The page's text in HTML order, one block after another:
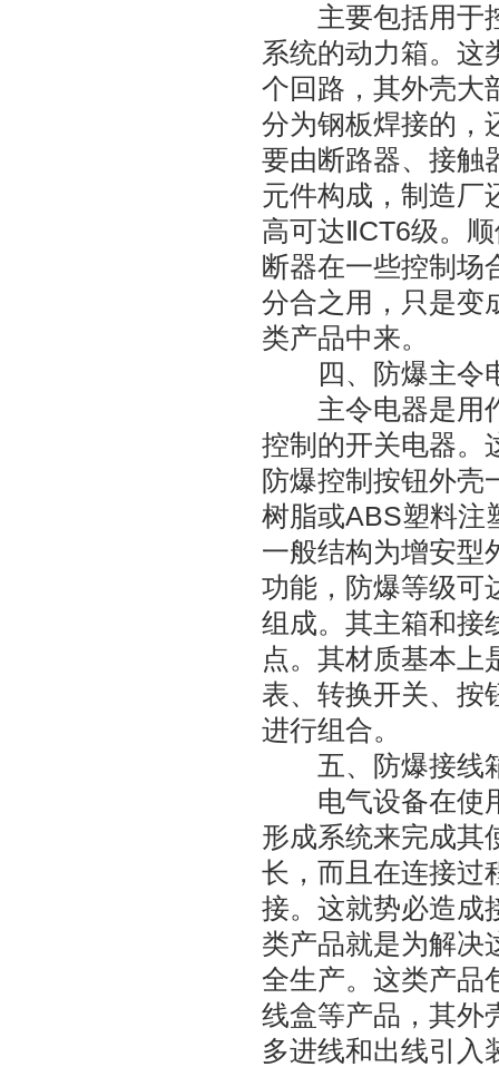
主要包括用于控
系统的动力箱。这
个回路，其外壳大
分为钢板焊接的，
要由断路器、接触
元件构成，制造厂
高可达ⅡCT6级。
断器在一些控制场
分合之用，只是变
类产品中来。
四、防爆主令
主令电器是用作
控制的开关电器。
防爆控制按钮外壳
树脂或ABS塑料注
一般结构为增安型
功能，防爆等级可
组成。其主箱和接
点。其材质基本上
表、转换开关、按
进行组合。
五、防爆接线
电气设备在使用
形成系统来完成其
长，而且在连接过
接。这就势必造成
类产品就是为解决
全生产。这类产品
线盒等产品，其外
多进线和出线引入